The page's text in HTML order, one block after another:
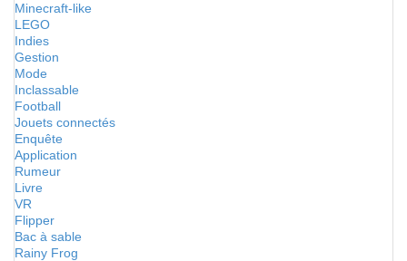
Minecraft-like
LEGO
Indies
Gestion
Mode
Inclassable
Football
Jouets connectés
Enquête
Application
Rumeur
Livre
VR
Flipper
Bac à sable
Rainy Frog